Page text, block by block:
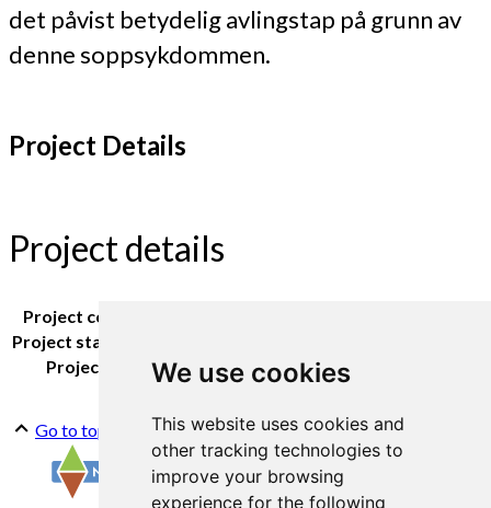
We use cookies
This website uses cookies and
other tracking technologies to
improve your browsing
experience for the following
det påvist betydelig avlingstap på grunn av
denne soppsykdommen.
Project Details
Project details
Project coordinator:
Project staff NORSØK:
Project period:
2016
Go to top